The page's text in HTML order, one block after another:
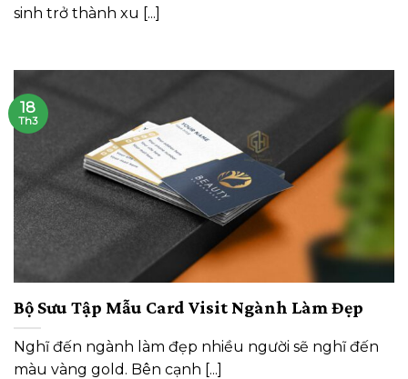
sinh trở thành xu [...]
Bộ Sưu Tập Mẫu Card Visit Ngành Làm Đẹp
Nghĩ đến ngành làm đẹp nhiều người sẽ nghĩ đến
màu vàng gold. Bên cạnh [...]
18
Th3